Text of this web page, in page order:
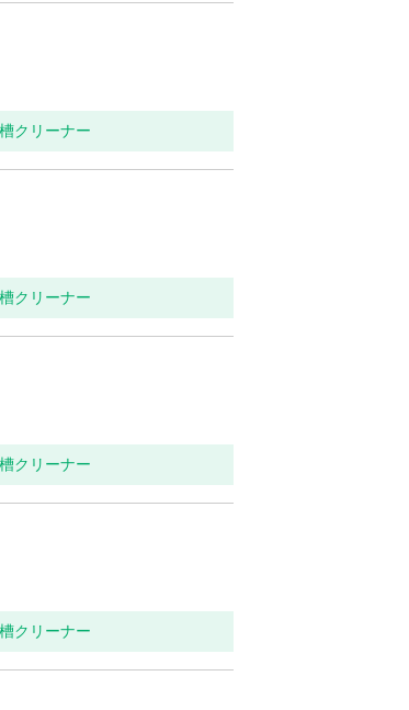
クリーナー
クリーナー
クリーナー
クリーナー